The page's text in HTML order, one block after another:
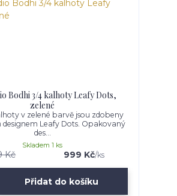
Bodhi 3/4 kalhoty Leafy Dots,
zelené
v zelené barvě jsou zdobeny
Leafy Dots. Opakovaný
des...
Kč 999 Kč/ks
Skladem 1 ks
Přidat do košíku